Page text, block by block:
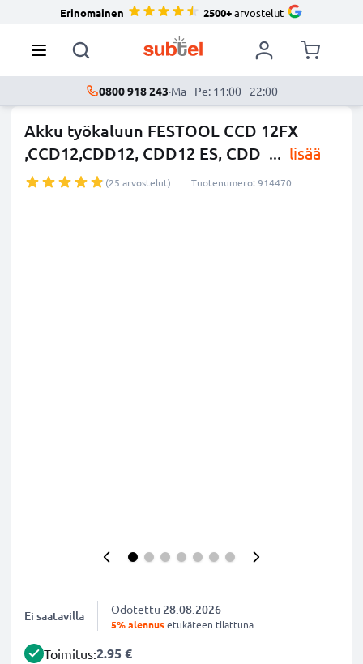
Erinomainen 2500+arvostelut
0800 918 243·Ma - Pe: 11:00 - 22:00
Akku työkaluun FESTOOL CCD 12FX
,CCD12,CDD12, CDD12 ES, CDD ... lisää
(25 arvostelut) Tuotenumero: 914470
Ei saatavilla Odotettu 28.08.2026
5% alennusetukäteen tilattuna
Toimitus:2.95 €